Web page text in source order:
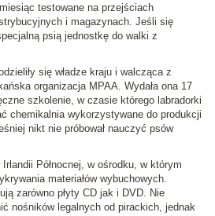
testowane na przejściach
i magazynach. Jeśli się
psią jednostkę do walki z
się władze kraju i walcząca z
organizacja MPAA. Wydała ona 17
szkolenie, w czasie którego labradorki
chemikalnia wykorzystywane do produkcji
nikt nie próbował nauczyć psów
Irlandii Północnej, w ośrodku, w którym
materiałów wybuchowych.
zarówno płyty CD jak i DVD. Nie
nośników legalnych od pirackich, jednak